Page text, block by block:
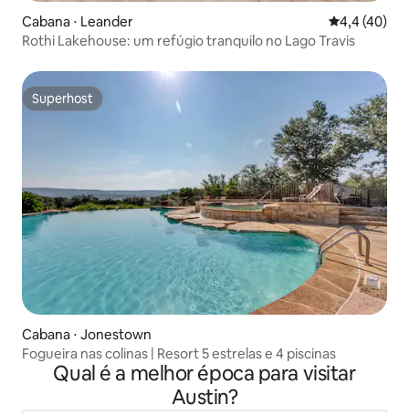
Cabana ⋅ Leander 4,4 de uma
4,4 (40)
Rothi Lakehouse: um refúgio tranquilo no Lago Travis
Superhost
Superhost
Cabana ⋅ Jonestown
Fogueira nas colinas | Resort 5 estrelas e 4 piscinas
Qual é a melhor época para visitar
Austin?